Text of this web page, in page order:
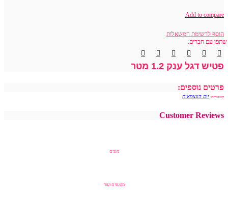
Add to compare
הוסף לרשימת המשאלות
שתפו עם חברים:
פטיש דגל ענק 1.2 מטר
פרטים נוספים:
קטגוריה: יום העצמאות
Customer Reviews
מגנים
מטענים ועוד